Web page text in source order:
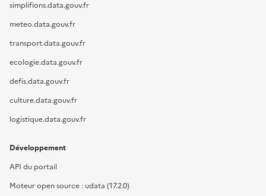
simplifions.data.gouv.fr
meteo.data.gouv.fr
transport.data.gouv.fr
ecologie.data.gouv.fr
defis.data.gouv.fr
culture.data.gouv.fr
logistique.data.gouv.fr
Développement
API du portail
Moteur open source : udata (17.2.0)